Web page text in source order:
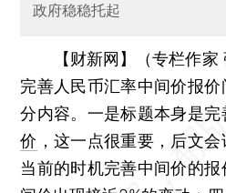
政府稳稳托起
【财新网】（专栏作家
完善人民币汇率中间价报
分内容。一是标题本身是完
价 ，这一点很重要，后文
当前的时机完善中间价的